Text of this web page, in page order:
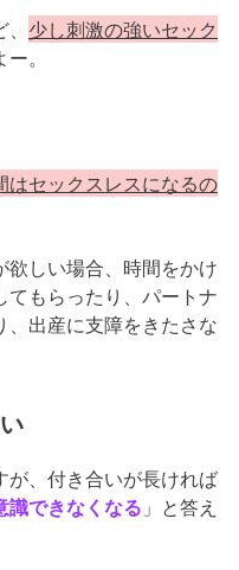
少し刺激の強いセック
。
はセックスレスになるの
しい場合、時間をかけ
もらったり、パートナ
出産に支障をきたさな
、付き合いが長ければ
識できなくなる 」と答え